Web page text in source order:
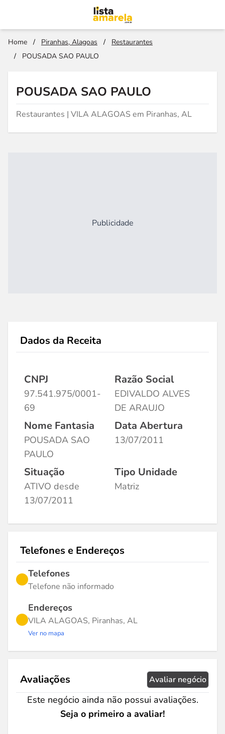
Home / Piranhas, Alagoas /
Restaurantes
/
POUSADA SAO PAULO
POUSADA SAO PAULO
Restaurantes | VILA ALAGOAS em Piranhas, AL
Publicidade
Dados da Receita
CNPJ
97.541.975/0001-
69
Razão Social
EDIVALDO ALVES
DE ARAUJO
Nome Fantasia
POUSADA SAO
PAULO
Data Abertura
13/07/2011
Situação
ATIVO desde
13/07/2011
Tipo Unidade
Matriz
Telefones e Endereços
Telefones
Telefone não informado
Endereços
VILA ALAGOAS, Piranhas, AL
Ver no mapa
Avaliações Avaliar negócio
Este negócio ainda não possui avaliações.
Seja o primeiro a avaliar!